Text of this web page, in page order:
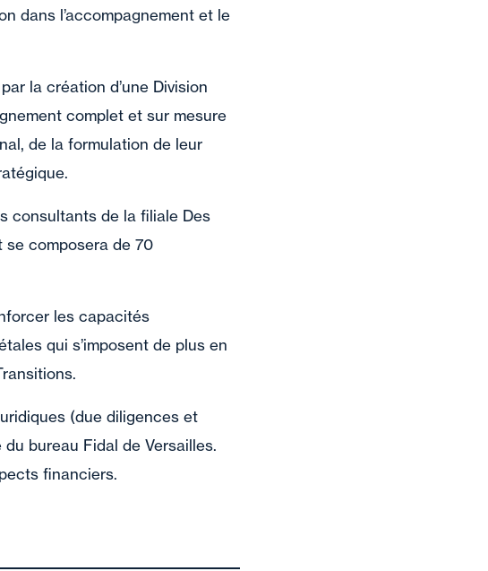
dans l’accompagnement et le
la création d’une Division
complet et sur mesure
de la formulation de leur
consultants de la filiale Des
se composera de 70
les capacités
qui s’imposent de plus en
(due diligences et
bureau Fidal de Versailles.
financiers.